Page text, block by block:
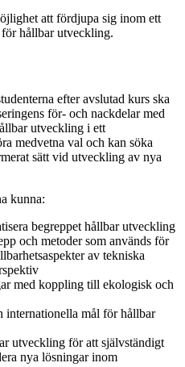
att fördjupa sig inom ett
hållbar utveckling.
efter avslutad kurs ska
för- och nackdelar med
utveckling i ett
medvetna val och kan söka
sätt vid utveckling av nya
kunna:
begreppet hållbar utveckling
och metoder som används för
av tekniska
med koppling till ekologisk och
internationella mål för hållbar
utveckling för att självständigt
nya lösningar inom